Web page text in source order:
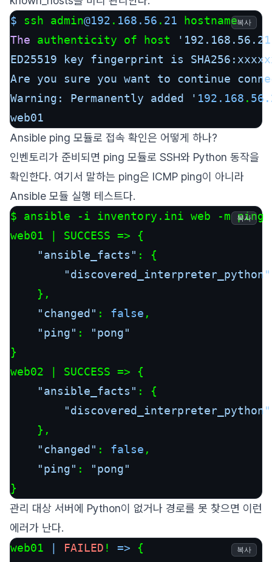
$ ssh admin@192 . 168.56 . 21
The authenticity of host
ED25519 key fingerprint is
Are you sure you want to continue
Warning: Permanently added ' 192.168 .
web01
복사
Ansible ping 모듈로 접속 확인은 어떻게 하나?
인벤토리가 준비되면 ping 모듈로 SSH와 Python 동작을
확인한다. 여기서 말하는 ping은 ICMP ping이 아니라
Ansible 모듈 실행 테스트다.
$ ansible -i inventory. ini web -m ping
web01 | SUCCESS => {
"ansible_facts" : {
"discovered_interpreter_python"
    },
"changed" : false ,
"ping" :
"pong"
}
web02 | SUCCESS => {
"ansible_facts" : {
"discovered_interpreter_python"
    },
"changed" : false ,
"ping" :
"pong"
}
복사
관리 대상 서버에 Python이 없거나 경로를 못 찾으면 이런
에러가 난다.
web01
FAILED ! => {
복사